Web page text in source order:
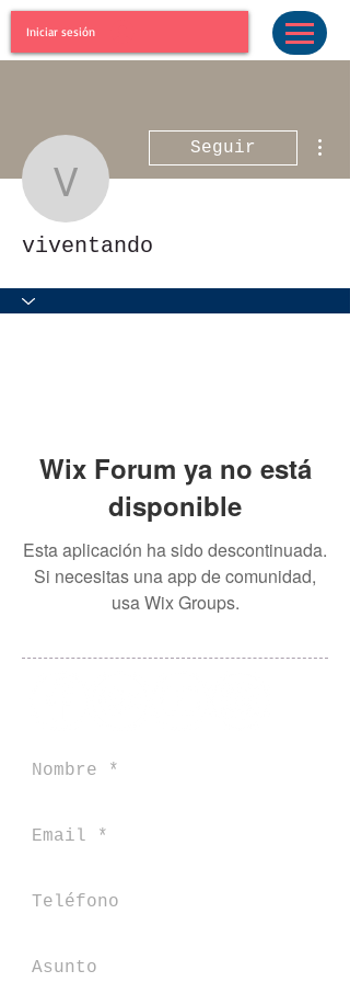
Iniciar sesión
viventando
Seguir
viventando
Wix Forum ya no está
disponible
Esta aplicación ha sido descontinuada.
Si necesitas una app de comunidad,
usa Wix Groups.